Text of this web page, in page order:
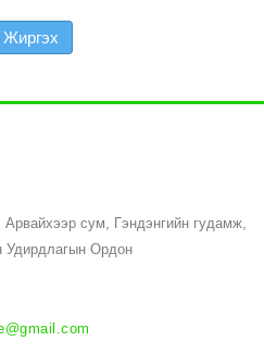
Жиргэх
сум, Гэндэнгийн гудамж,
Удирдлагын Ордон